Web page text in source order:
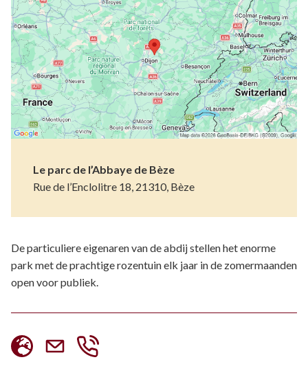
Le parc de l’Abbaye de Bèze
Rue de l’Enclolitre 18, 21310, Bèze
De particuliere eigenaren van de abdij stellen het enorme
park met de prachtige rozentuin elk jaar in de zomermaanden
open voor publiek.